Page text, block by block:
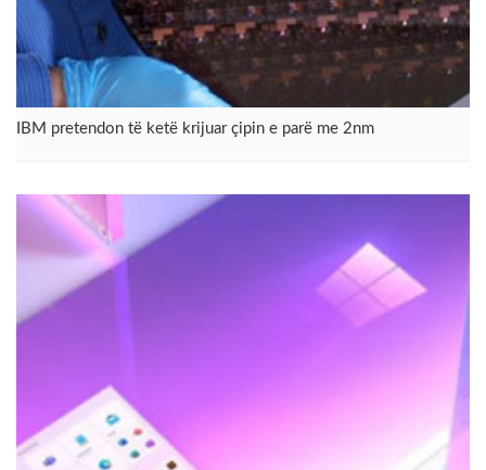
IBM pretendon të ketë krijuar çipin e parë me 2nm